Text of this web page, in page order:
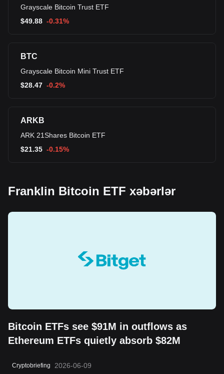
Grayscale Bitcoin Trust ETF
$49.88 -0.31%
BTC
Grayscale Bitcoin Mini Trust ETF
$28.47 -0.2%
ARKB
ARK 21Shares Bitcoin ETF
$21.35 -0.15%
Franklin Bitcoin ETF xəbərlər
Bitcoin ETFs see $91M in outflows as
Ethereum ETFs quietly absorb $82M
Cryptobriefing 2026-06-09